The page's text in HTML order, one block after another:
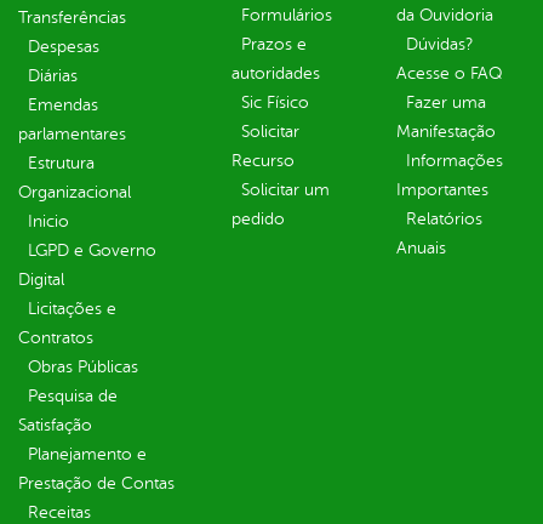
Transferências
Despesas
Diárias
Emendas
parlamentares
Estrutura
Organizacional
Inicio
LGPD e Governo
Digital
Licitações e
Contratos
Obras Públicas
Pesquisa de
Satisfação
Planejamento e
Prestação de Contas
Receitas
Formulários
Prazos e
autoridades
Sic Físico
Solicitar
Recurso
Solicitar um
pedido
da Ouvidoria
Dúvidas?
Acesse o FAQ
Fazer uma
Manifestação
Informações
Importantes
Relatórios
Anuais